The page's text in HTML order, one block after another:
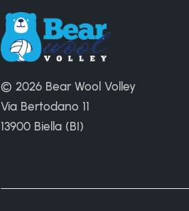
© 2026 Bear Wool Volley
Via Bertodano 11
13900 Biella (BI)